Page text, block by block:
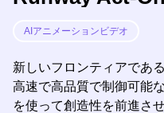
AIアニメーションビデオ
新しいフロンティアであ
高速で高品質で制御可能
を使って創造性を前進さ